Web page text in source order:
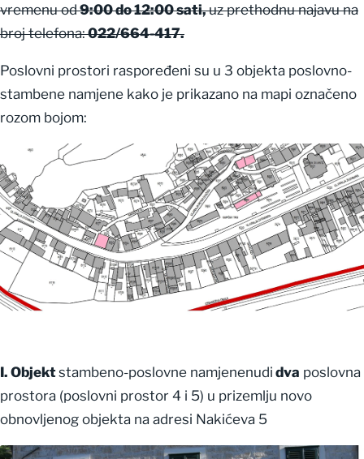
vremenu od9:00 do 12:00 sati,uz prethodnu najavu na
broj telefona:022/664-417.
Poslovni prostori raspoređeni su u 3 objekta poslovno-
stambene namjene kako je prikazano na mapi označeno
rozom bojom:
I. Objektstambeno-poslovne namjenenudi dva poslovna
prostora (poslovni prostor 4 i 5) u prizemlju novo
obnovljenog objekta na adresi Nakićeva 5